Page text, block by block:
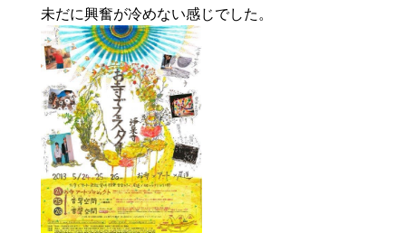
未だに興奮が冷めない感じでした。